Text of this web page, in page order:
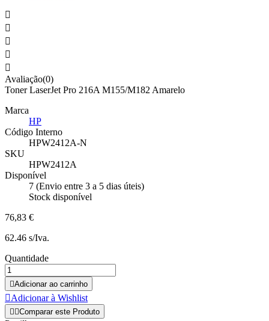





Avaliação(0)
Toner LaserJet Pro 216A M155/M182 Amarelo
Marca
HP
Código Interno
HPW2412A-N
SKU
HPW2412A
Disponível
7 (Envio entre 3 a 5 dias úteis)
Stock disponível
76,83 €
62.46 s/Iva.
Quantidade
Adicionar ao carrinho
Adicionar à Wishlist
 Comparar este Produto